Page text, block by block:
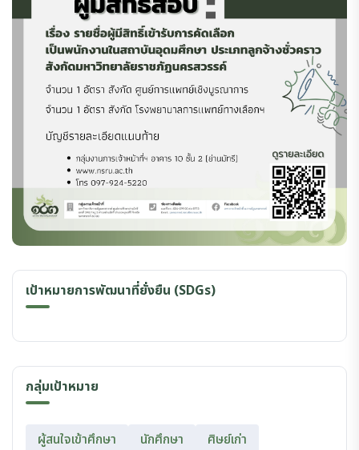
เป้าหมายการพัฒนาที่ยั่งยืน (SDGs)
กลุ่มเป้าหมาย
ผู้สนใจเข้าศึกษา นักศึกษา
ศิษย์เก่า